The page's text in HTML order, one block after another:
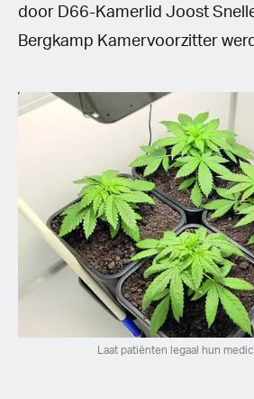
door D66-Kamerlid Joost
Bergkamp Kamervoorzitter
Laat patiënten legaal hun